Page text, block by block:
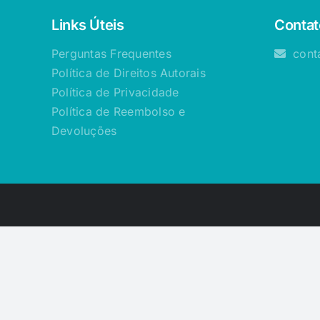
Links Úteis
Perguntas Frequentes
Política de Direitos Autorais
Política de Privacidade
Política de Reembolso e
Devoluções